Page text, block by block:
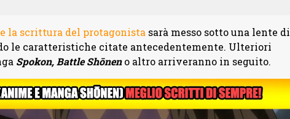
e la scrittura del protagonista sarà messo sotto una lente di
le caratteristiche citate antecedentemente. Ulteriori
Spokon, Battle Shōneno altro arriveranno in seguito.